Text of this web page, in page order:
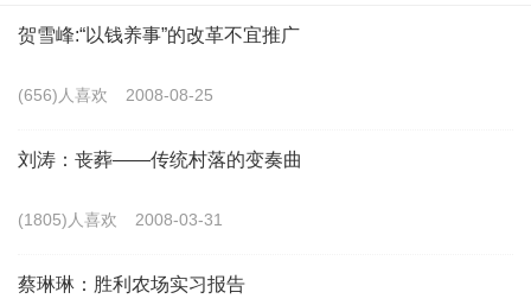
二是多元文化融合型：因地制宜挖掘多元文化价值，推
动三产融合和乡村旅游高质量发展。如四川凉山彝族自治州
通过系统整合释放综合价值。冕宁县整合特色多元文化优
势，设计打造“民族节庆＋地方美食”“沉浸式红色研学”“航
带动吃、住、行、游、购、娱全链条联动。互助县系统挖掘
贺雪峰:“以钱养事”的改革不宜推广
(656)人喜欢 2008-08-25
刘涛：丧葬——传统村落的变奏曲
(1805)人喜欢 2008-03-31
蔡琳琳：胜利农场实习报告